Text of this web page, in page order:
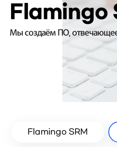
Flamingo
Мы создаём ПО,
Flamingo SRM